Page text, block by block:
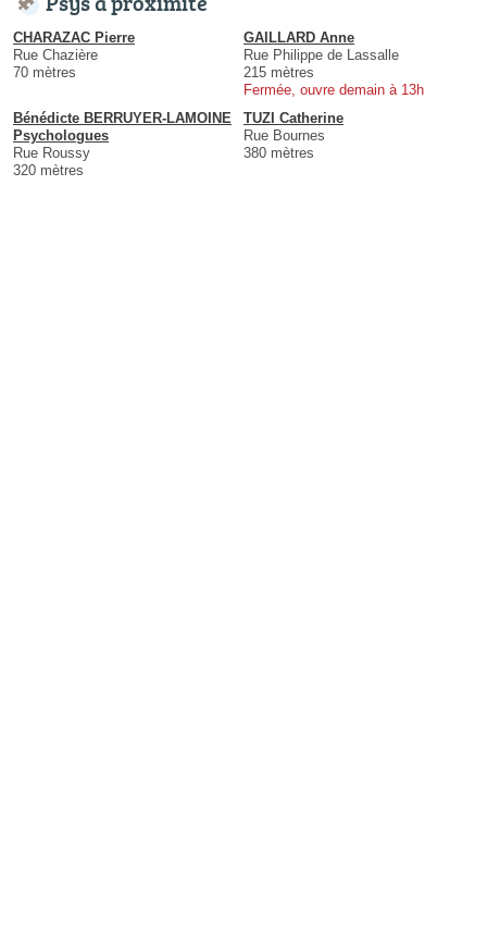
CHARAZAC Pierre
Rue Chazière
70 mètres
GAILLARD Anne
Rue Philippe de Lassalle
215 mètres
Fermée, ouvre demain à 13h
Bénédicte BERRUYER-LAMOINE
Psychologues
Rue Roussy
320 mètres
TUZI Catherine
Rue Bournes
380 mètres